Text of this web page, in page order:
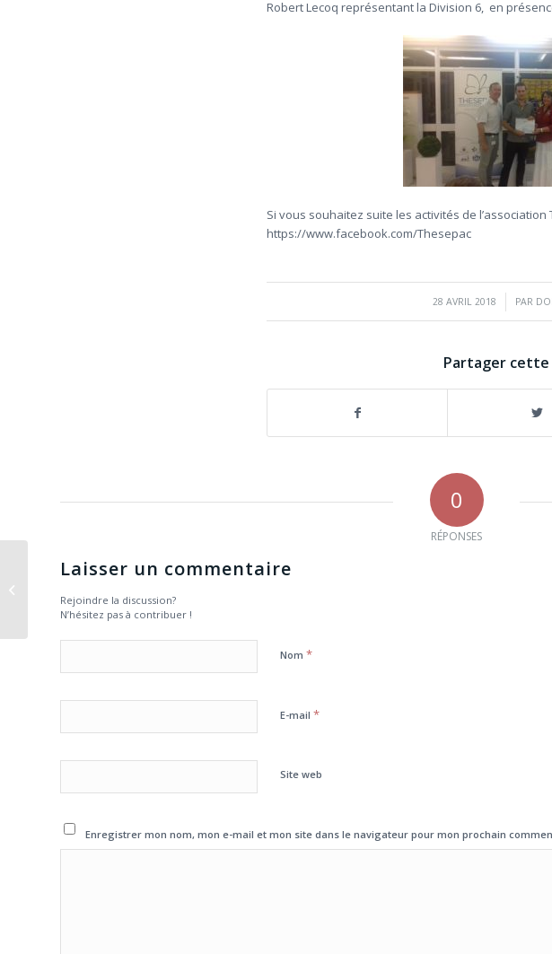
Robert Lecoq représentant la Division 6, en
Si vous souhaitez suite les activités de l’association
https://www.facebook.com/Thesepac
28 AVRIL 2018
/ PAR
Partager
0
RÉPONSES
Laisser un commentaire
Rejoindre la discussion?
N’hésitez pas à contribuer !
Nom *
E-mail *
Site web
Enregistrer mon nom, mon e-mail et mon site dans le navigateur pour mon prochain
Le Kiwanis sur les
Planches